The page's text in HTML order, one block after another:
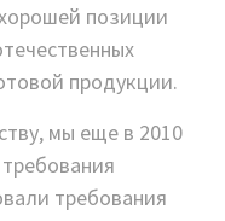
позиции
продукции.
мы еще в 2010
требования